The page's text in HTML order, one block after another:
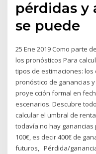
pérdidas y
se puede
25 Ene 2019 Como parte
los pronósticos Para
tipos de estimaciones:
pronóstico de ganancias
proye cción formal en
escenarios. Descubre
calcular el umbral de
todavía no hay
100€, es decir 400€ de
futuros, Pérdida/